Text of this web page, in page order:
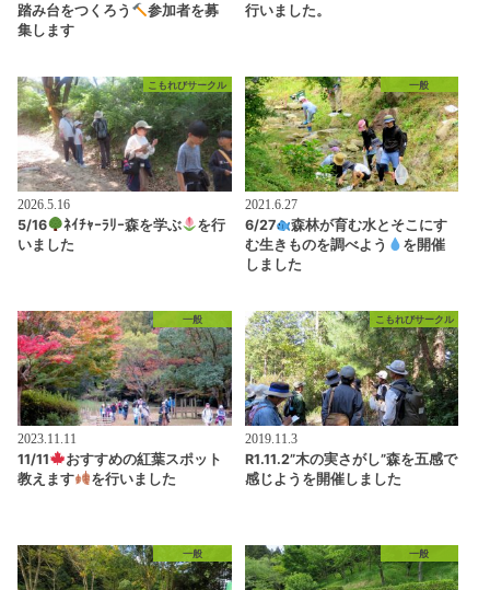
踏み台をつくろう
参加者を募
集します
行いました。
こもれびサークル
2026.5.16
5/16 ﾈｲﾁｬｰﾗﾘｰ森を学ぶ
を行
いました
一般
2021.6.27
6/27
森林が育む水とそこにす
む生きものを調べよう
を開催
しました
一般
2023.11.11
11/11
おすすめの紅葉スポット
教えます
を行いました
こもれびサークル
2019.11.3
R1.11.2”木の実さがし”森を五感で
感じようを開催しました
一般 一般